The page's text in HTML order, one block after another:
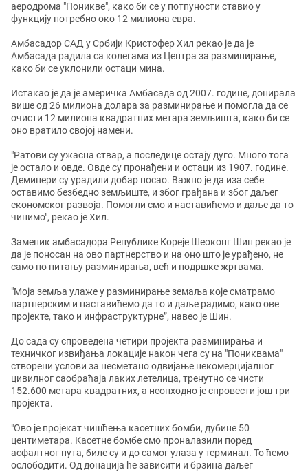
аеродрома "Поникве", како би се у потпуности ставио у
функцију потребно око 12 милиона евра.
Амбасадор САД у Србији Кристофер Хил рекао је да је
Амбасада радила са колегама из Центра за разминирање,
како би се уклонили остаци мина.
Истакао је да је америчка Амбасада од 2007. године, донирала
више од 26 милиона долара за разминирање и помогла да се
очисти 12 милиона квадратних метара земљишта, како би се
оно вратило својој намени.
"Ратови су ужасна ствар, а последице остају дуго. Много тога
је остало и овде. Овде су пронађени и остаци из 1907. године.
Деминери су урадили добар посао. Важно је да иза себе
оставимо безбедно земљиште, и због грађана и због даљег
економског развоја. Помогли смо и наставићемо и даље да то
чинимо", рекао је Хил.
Заменик амбасадора Републике Кореје Шеоконг Шин рекао је
да је поносан на ово партнерство и на оно што је урађено, не
само по питању разминирања, већ и подршке жртвама.
"Моја земља улаже у разминирање земаља које сматрамо
партнерским и наставићемо да то и даље радимо, како ове
пројекте, тако и инфраструктурне”, навео је Шин.
До сада су спроведена четири пројекта разминирања и
техничког извиђања локације након чега су на "Пониквама"
створени услови за несметано одвијање некомерцијалног
цивилног саобраћаја лаких летелица, тренутно се чисти
152.600 метара квадратних, а неопходно је спровести још три
пројекта.
"Ово је пројекат чишћења касетних бомби, дубине 50
центиметара. Касетне бомбе смо проналазили поред
асфалтног пута, биле су и до самог улаза у терминал. То ћемо
ослободити. Од донација ће зависити и брзина даљег